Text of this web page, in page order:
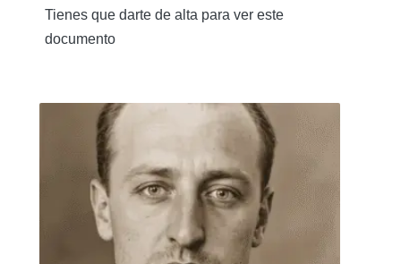
Tienes que darte de alta para ver este
documento